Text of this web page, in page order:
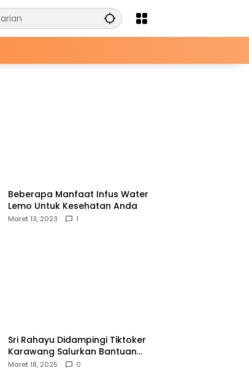
Beberapa Manfaat Infus Water
Lemo Untuk Kesehatan Anda
Maret 13, 2023 1
Sri Rahayu Didampingi Tiktoker
Karawang Salurkan Bantuan
untuk Warga Dusun Kampek
Maret 18, 2025 0